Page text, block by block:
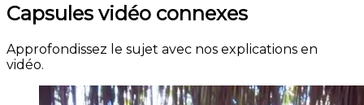
Capsules vidéo connexes
Approfondissez le sujet avec nos explications en
vidéo.